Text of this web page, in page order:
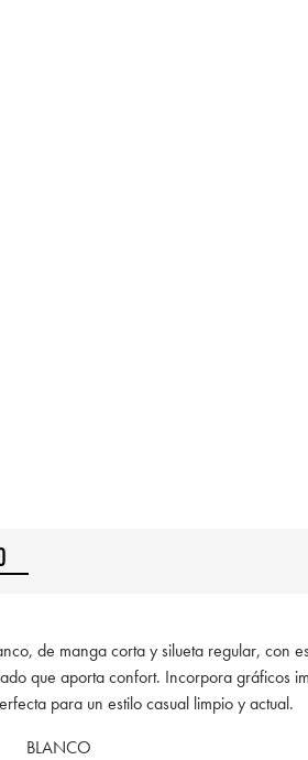
de manga corta y silueta regular, con
que aporta confort. Incorpora gráficos
para un estilo casual limpio y actual.
BLANCO